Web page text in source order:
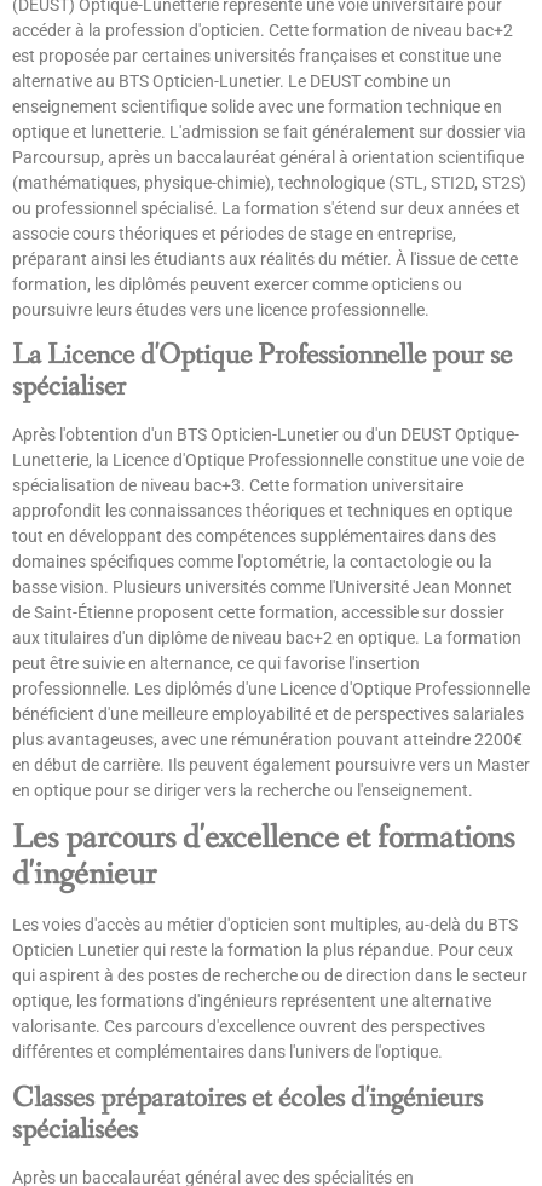
(DEUST) Optique-Lunetterie représente une voie universitaire pour
accéder à la profession d'opticien. Cette formation de niveau bac+2
est proposée par certaines universités françaises et constitue une
alternative au BTS Opticien-Lunetier. Le DEUST combine un
enseignement scientifique solide avec une formation technique en
optique et lunetterie. L'admission se fait généralement sur dossier via
Parcoursup, après un baccalauréat général à orientation scientifique
(mathématiques, physique-chimie), technologique (STL, STI2D, ST2S)
ou professionnel spécialisé. La formation s'étend sur deux années et
associe cours théoriques et périodes de stage en entreprise,
préparant ainsi les étudiants aux réalités du métier. À l'issue de cette
formation, les diplômés peuvent exercer comme opticiens ou
poursuivre leurs études vers une licence professionnelle.
La Licence d'Optique Professionnelle pour se
spécialiser
Après l'obtention d'un BTS Opticien-Lunetier ou d'un DEUST Optique-
Lunetterie, la Licence d'Optique Professionnelle constitue une voie de
spécialisation de niveau bac+3. Cette formation universitaire
approfondit les connaissances théoriques et techniques en optique
tout en développant des compétences supplémentaires dans des
domaines spécifiques comme l'optométrie, la contactologie ou la
basse vision. Plusieurs universités comme l'Université Jean Monnet
de Saint-Étienne proposent cette formation, accessible sur dossier
aux titulaires d'un diplôme de niveau bac+2 en optique. La formation
peut être suivie en alternance, ce qui favorise l'insertion
professionnelle. Les diplômés d'une Licence d'Optique Professionnelle
bénéficient d'une meilleure employabilité et de perspectives salariales
plus avantageuses, avec une rémunération pouvant atteindre 2200€
en début de carrière. Ils peuvent également poursuivre vers un Master
en optique pour se diriger vers la recherche ou l'enseignement.
Les parcours d'excellence et formations
d'ingénieur
Les voies d'accès au métier d'opticien sont multiples, au-delà du BTS
Opticien Lunetier qui reste la formation la plus répandue. Pour ceux
qui aspirent à des postes de recherche ou de direction dans le secteur
optique, les formations d'ingénieurs représentent une alternative
valorisante. Ces parcours d'excellence ouvrent des perspectives
différentes et complémentaires dans l'univers de l'optique.
Classes préparatoires et écoles d'ingénieurs
spécialisées
Après un baccalauréat général avec des spécialités en